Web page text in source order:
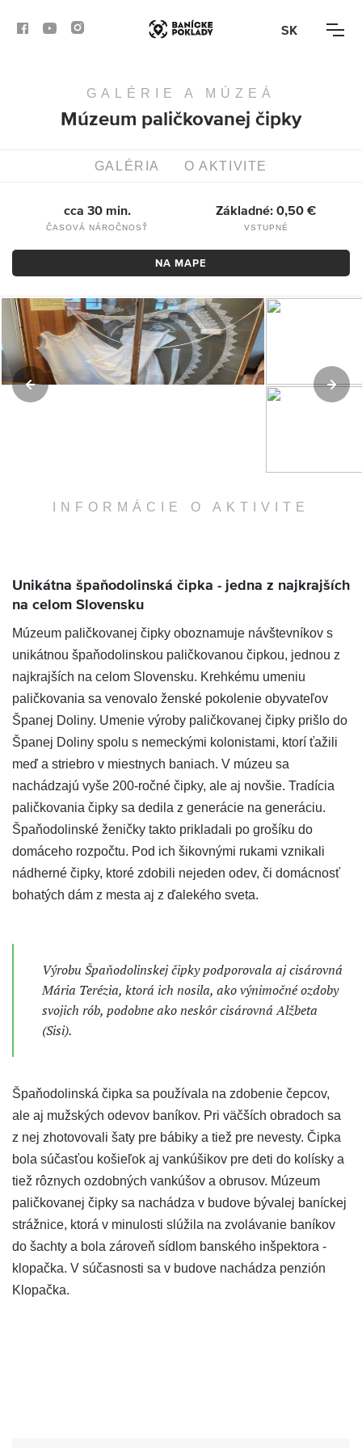
SK
BANSKÁ BYSTRICA
BANSKÁ ŠTIAVNICA
KREMNICA
GALÉRIE A MÚZEÁ
Múzeum paličkovanej čipky
GALÉRIA O AKTIVITE
cca 30 min.
ČASOVÁ NÁROČNOSŤ
Základné: 0,50 €
VSTUPNÉ
NA MAPE
INFORMÁCIE O AKTIVITE
Unikátna špaňodolinská čipka - jedna z najkrajších
na celom Slovensku
Múzeum paličkovanej čipky oboznamuje návštevníkov s
unikátnou špaňodolinskou paličkovanou čipkou, jednou z
najkrajších na celom Slovensku. Krehkému umeniu
paličkovania sa venovalo ženské pokolenie obyvateľov
Španej Doliny. Umenie výroby paličkovanej čipky prišlo do
Španej Doliny spolu s nemeckými kolonistami, ktorí ťažili
meď a striebro v miestnych baniach. V múzeu sa
nachádzajú vyše 200-ročné čipky, ale aj novšie. Tradícia
paličkovania čipky sa dedila z generácie na generáciu.
Špaňodolinské ženičky takto prikladali po grošíku do
domáceho rozpočtu. Pod ich šikovnými rukami vznikali
nádherné čipky, ktoré zdobili nejeden odev, či domácnosť
bohatých dám z mesta aj z ďalekého sveta.
Výrobu Špaňodolinskej čipky podporovala aj cisárovná
Mária Terézia, ktorá ich nosila, ako výnimočné ozdoby
svojich rób, podobne ako neskôr cisárovná Alžbeta
(Sisi).
Špaňodolinská čipka sa používala na zdobenie čepcov,
ale aj mužských odevov baníkov. Pri väčších obradoch sa
z nej zhotovovali šaty pre bábiky a tiež pre nevesty. Čipka
bola súčasťou košieľok aj vankúšikov pre deti do kolísky a
tiež rôznych ozdobných vankúšov a obrusov. Múzeum
paličkovanej čipky sa nachádza v budove bývalej baníckej
strážnice, ktorá v minulosti slúžila na zvolávanie baníkov
do šachty a bola zároveň sídlom banského inšpektora -
klopačka. V súčasnosti sa v budove nachádza penzión
Klopačka.